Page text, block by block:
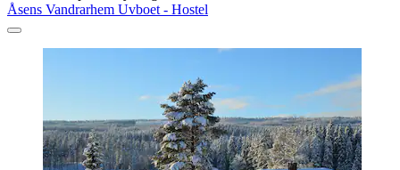
Åsens Vandrarhem Uvboet - Hostel